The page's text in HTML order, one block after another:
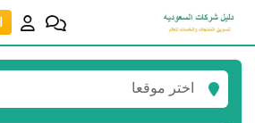
انتقل
المحتوى
اختر موقعا